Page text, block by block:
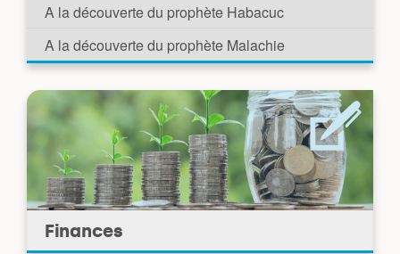
A la découverte du prophète Habacuc
A la découverte du prophète Malachie
Finances